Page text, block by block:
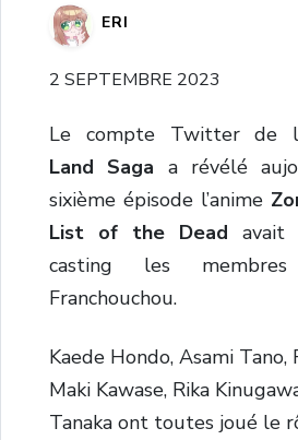
ERI
2 SEPTEMBRE 2023
Le compte Twitter de
Land Saga a révélé
sixième épisode l’anime
List of the Dead avait
casting les
Franchouchou.
Kaede Hondo, Asami Tano,
Maki Kawase, Rika
Tanaka ont toutes joué le